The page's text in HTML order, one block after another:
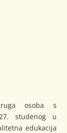
osoba s
studenog u
edukacija